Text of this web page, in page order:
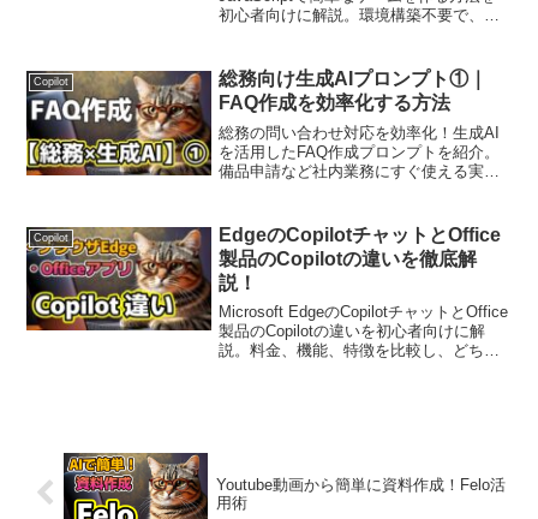
初心者向けに解説。環境構築不要で、す
学べます。
Copilot
総務向け生成AIプロンプト①｜
FAQ作成を効率化する方法
総務の問い合わせ対応を効率化！生成AI
を活用したFAQ作成プロンプトを紹介。
備品申請など社内業務にすぐ使える実例
Copilot
EdgeのCopilotチャットとOffice
製品のCopilotの違いを徹底解
説！
Microsoft EdgeのCopilotチャットとOffice
製品のCopilotの違いを初心者向けに解
説。料金、機能、特徴を比較し、どちら
Youtube動画から簡単に資料作成！Felo活
用術